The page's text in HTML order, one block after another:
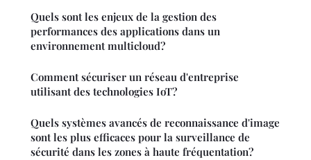
Quels sont les enjeux de la gestion des
performances des applications dans un
environnement multicloud?
Comment sécuriser un réseau d'entreprise
utilisant des technologies IoT?
Quels systèmes avancés de reconnaissance d'image
sont les plus efficaces pour la surveillance de
sécurité dans les zones à haute fréquentation?